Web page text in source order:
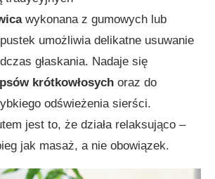
wykonana z gumowych lub
umożliwia delikatne usuwanie
głaskania. Nadaje się
psów krótkowłosych oraz do
odświeżenia sierści.
jest to, że działa relaksująco –
jak masaż, a nie obowiązek.